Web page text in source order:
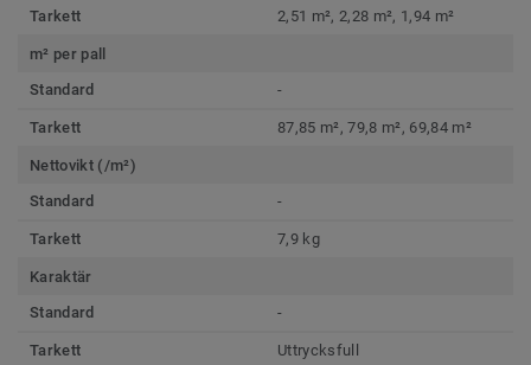
Tarkett 2,51 m², 2,28 m², 1,94 m²
m² per pall
Standard
-
Tarkett 87,85 m², 79,8 m², 69,84 m²
Nettovikt (/m²)
Standard
-
Tarkett 7,9 kg
Karaktär
Standard
-
Tarkett Uttrycksfull